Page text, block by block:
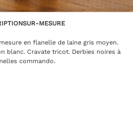
SUR-MESURE
en flanelle de laine gris moyen.
blanc. Cravate tricot. Derbies noires à
commando.